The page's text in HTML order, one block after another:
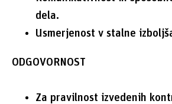
dela.
Usmerjenost v stalne
ODGOVORNOST
Za pravilnost izvedenih